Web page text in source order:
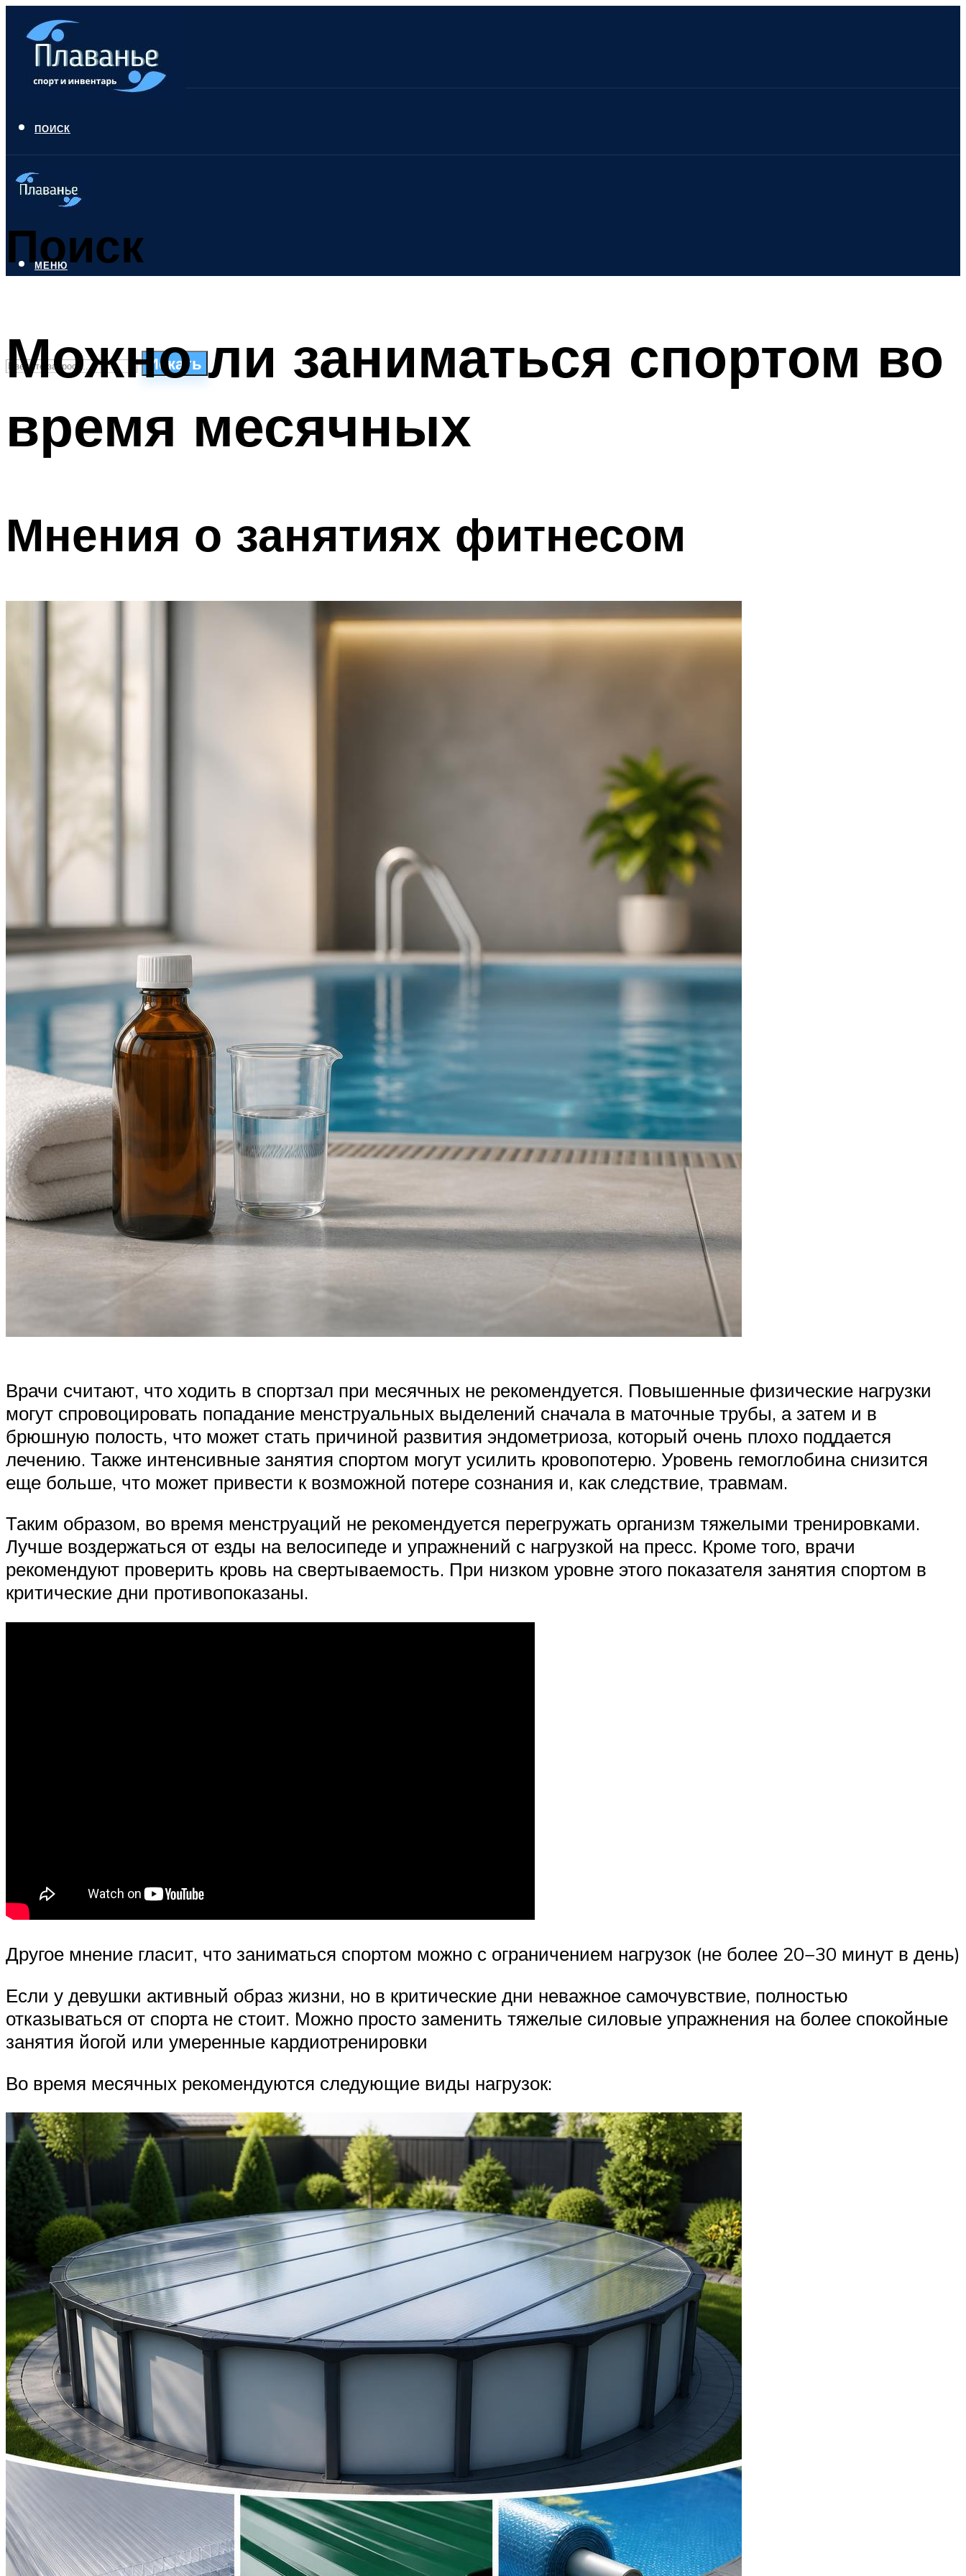
ПОИСК
Поиск
Искать
ПЛАВАНЬЕ ДЛЯ ДЕТЕЙ
ПЛАВАНЬЕ ДЛЯ ПОХУДЕНИЯ
МЕНЮ
МЕНЮ
Можно ли заниматься спортом во
время месячных
Мнения о занятиях фитнесом
Врачи считают, что ходить в спортзал при месячных не рекомендуется. Повышенные физические нагрузки
могут спровоцировать попадание менструальных выделений сначала в маточные трубы, а затем и в
брюшную полость, что может стать причиной развития эндометриоза, который очень плохо поддается
лечению. Также интенсивные занятия спортом могут усилить кровопотерю. Уровень гемоглобина снизится
еще больше, что может привести к возможной потере сознания и, как следствие, травмам.
Таким образом, во время менструаций не рекомендуется перегружать организм тяжелыми тренировками.
Лучше воздержаться от езды на велосипеде и упражнений с нагрузкой на пресс. Кроме того, врачи
рекомендуют проверить кровь на свертываемость. При низком уровне этого показателя занятия спортом в
критические дни противопоказаны.
Другое мнение гласит, что заниматься спортом можно с ограничением нагрузок (не более 20−30 минут в день)
Если у девушки активный образ жизни, но в критические дни неважное самочувствие, полностью
отказываться от спорта не стоит. Можно просто заменить тяжелые силовые упражнения на более спокойные
занятия йогой или умеренные кардиотренировки
Во время месячных рекомендуются следующие виды нагрузок: